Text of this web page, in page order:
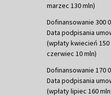
marzec 130 mln)
Dofinansowanie 300
Data podpisania
(wpłaty kwiecień 150
czerwiec 10 mln)
Dofinansowanie 170
Data podpisania
(wpłaty lipiec 160